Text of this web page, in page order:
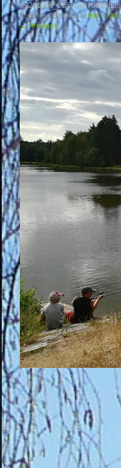
Published15.8.2018at960 × 720
←Previous